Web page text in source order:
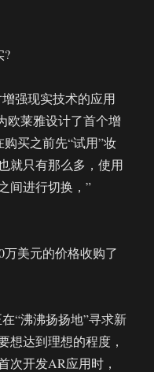
?
强现实技术的应用
欧莱雅设计了首个增
买之前先“试用”妆
就只有那么多，使用
间进行切换，”
美元的价格收购了
“沸沸扬扬地”寻求新
想达到理想的程度，
次开发AR应用时，